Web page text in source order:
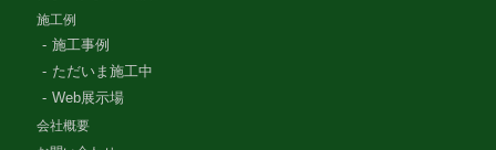
施工例
施工事例
ただいま施工中
Web展示場
会社概要